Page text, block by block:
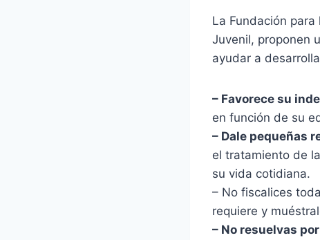
La Fundación
Juvenil, proponen
ayudar a
– Favorece su
en función de su
– Dale pequeñas
el tratamiento de
su vida cotidiana.
– No fiscalices
requiere y
– No resuelvas